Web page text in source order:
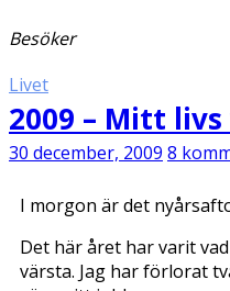
Besöker
Livet
2009 – Mitt
30 december, 2009 8
I morgon är det
Det här året har varit
värsta. Jag har förlorat